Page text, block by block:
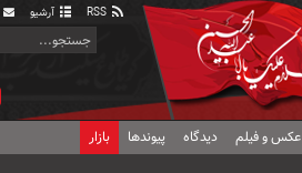
آرشیو
عکس و فیلم دیدگاه پیوندها بازار